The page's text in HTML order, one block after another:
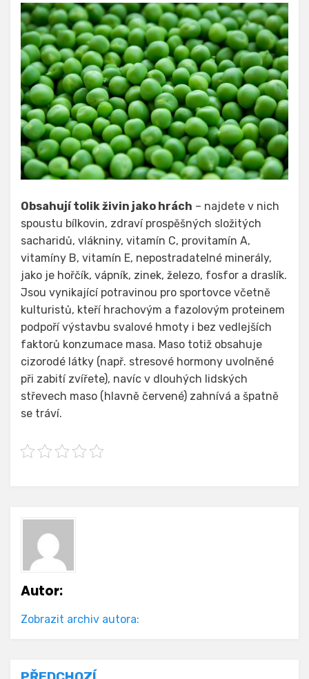
Obsahují tolik živin jako hrách – najdete v nich
spoustu bílkovin, zdraví prospěšných složitých
sacharidů, vlákniny, vitamín C, provitamín A,
vitamíny B, vitamín E, nepostradatelné minerály,
jako je hořčík, vápník, zinek, železo, fosfor a draslík.
Jsou vynikající potravinou pro sportovce včetně
kulturistů, kteří hrachovým a fazolovým proteinem
podpoří výstavbu svalové hmoty i bez vedlejších
faktorů konzumace masa. Maso totiž obsahuje
cizorodé látky (např. stresové hormony uvolněné
při zabití zvířete), navíc v dlouhých lidských
střevech maso (hlavně červené) zahnívá a špatně
se tráví.
Autor:
Zobrazit archiv autora: